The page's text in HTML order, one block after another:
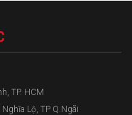
TP. HCM
Lộ, TP Q.Ngãi